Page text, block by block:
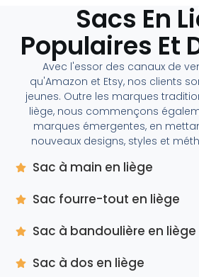
Sacs En
Populaires Et
Avec l'essor des canaux de
qu'Amazon et Etsy, nos clients
jeunes. Outre les marques
liège, nous commençons
marques émergentes, en
nouveaux designs, styles et
Sac à main en liège
Sac fourre-tout en liège
Sac à bandoulière en liège
Sac à dos en liège